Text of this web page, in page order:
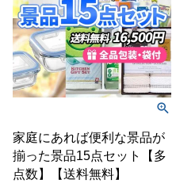
家庭にあれば便利な景品が
揃った景品15点セット【多
点数】【送料無料】